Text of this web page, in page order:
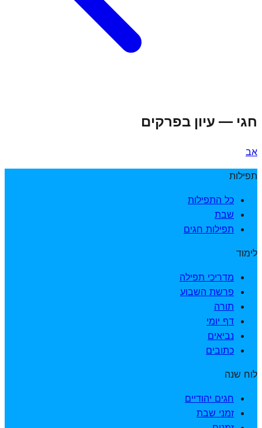
חגי — עיון בפרקים
אב
תפילות
כל התפילות
שבת
תפילות חגים
לימוד
מדריכי תפילה
פרשת השבוע
תורה
דף יומי
נביאים
כתובים
לוח שנה
חגים יהודיים
זמני שבת